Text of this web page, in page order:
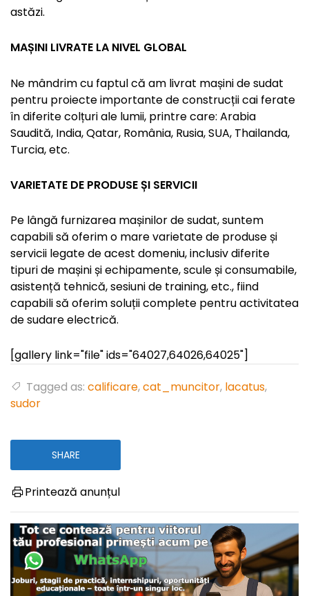
astăzi.
MAȘINI LIVRATE LA NIVEL GLOBAL
Ne mândrim cu faptul că am livrat mașini de sudat
pentru proiecte importante de construcții cai ferate
în diferite colțuri ale lumii, printre care: Arabia
Saudită, India, Qatar, România, Rusia, SUA, Thailanda,
Turcia, etc.
VARIETATE DE PRODUSE ȘI SERVICII
Pe lângă furnizarea mașinilor de sudat, suntem
capabili să oferim o mare varietate de produse și
servicii legate de acest domeniu, inclusiv diferite
tipuri de mașini și echipamente, scule și consumabile,
asistență tehnică, sesiuni de training, etc., fiind
capabili să oferim soluții complete pentru activitatea
de sudare electrică.
[gallery link="file" ids="64027,64026,64025"]
Tagged as: calificare,cat_muncitor, lacatus,
sudor
SHARE
Printează anunțul